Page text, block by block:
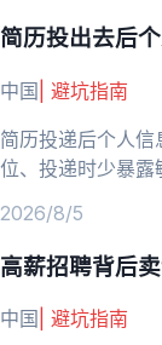
简历投出去后
中国 避坑指南
简历投递后个人
位、投递时少暴露
2026/8/5
高薪招聘背后
中国 避坑指南